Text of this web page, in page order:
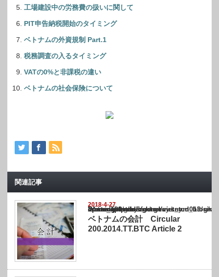
工場建設中の労務費の扱いに関して
PIT申告納税開始のタイミング
ベトナムの外資規制 Part.1
税務調査の入るタイミング
VATの0%と非課税の違い
ベトナムの社会保険について
関連記事
2018-4-27
Warning
: Undefined array key "show_category" in
/home/netst/kuno-cpa.co.jp/public_html/vietnam_blog/wp-content/themes/
on line183
ベトナムの会計 Circular
200.2014.TT.BTC Article 2